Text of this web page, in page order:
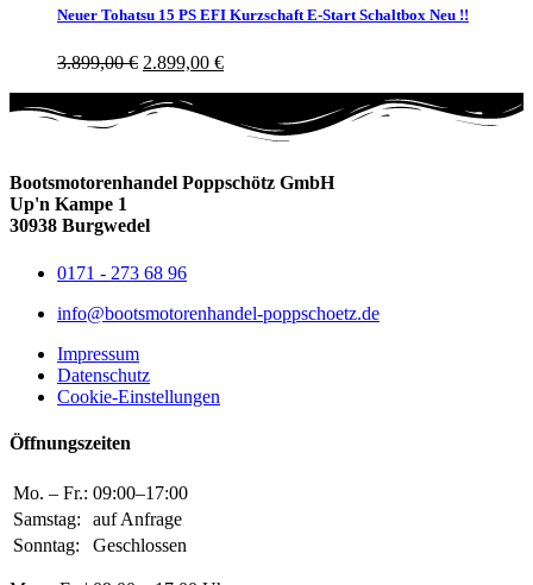
Neuer Tohatsu 15 PS EFI Kurzschaft E-Start Schaltbox Neu !!
3.899,00€ 2.899,00 €
Bootsmotorenhandel Poppschötz GmbH
Up'n Kampe 1
30938 Burgwedel
0171 - 273 68 96
info@bootsmotorenhandel-poppschoetz.de
Impressum
Datenschutz
Cookie-Einstellungen
Öffnungszeiten
Mo. – Fr.: 09:00–17:00
Samstag:
auf Anfrage
Sonntag:
Geschlossen